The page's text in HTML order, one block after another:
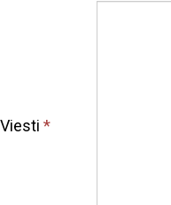
Viesti *